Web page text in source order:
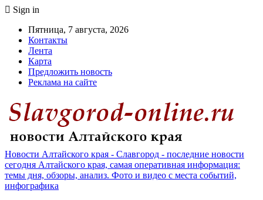
Sign in
Пятница, 7 августа, 2026
Контакты
Лента
Карта
Предложить новость
Реклама на сайте
Новости Алтайского края - Славгород - последние новости
сегодня Алтайского края, самая оперативная информация:
темы дня, обзоры, анализ. Фото и видео с места событий,
инфографика